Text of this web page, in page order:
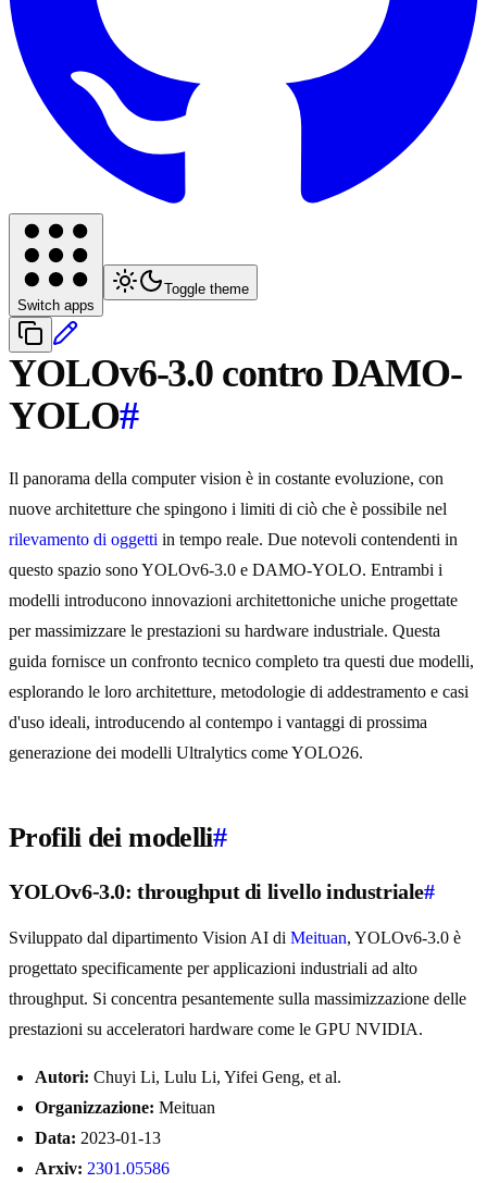
Switch apps
Toggle theme
YOLOv6-3.0 contro DAMO-
YOLO#
Il panorama della computer vision è in costante evoluzione, con
nuove architetture che spingono i limiti di ciò che è possibile nel
rilevamento di oggetti in tempo reale. Due notevoli contendenti in
questo spazio sono YOLOv6-3.0 e DAMO-YOLO. Entrambi i
modelli introducono innovazioni architettoniche uniche progettate
per massimizzare le prestazioni su hardware industriale. Questa
guida fornisce un confronto tecnico completo tra questi due modelli,
esplorando le loro architetture, metodologie di addestramento e casi
d'uso ideali, introducendo al contempo i vantaggi di prossima
generazione dei modelli Ultralytics come YOLO26.
Profili dei modelli#
YOLOv6-3.0: throughput di livello industriale#
Sviluppato dal dipartimento Vision AI di Meituan, YOLOv6-3.0 è
progettato specificamente per applicazioni industriali ad alto
throughput. Si concentra pesantemente sulla massimizzazione delle
prestazioni su acceleratori hardware come le GPU NVIDIA.
Autori: Chuyi Li, Lulu Li, Yifei Geng, et al.
Organizzazione: Meituan
Data: 2023-01-13
Arxiv: 2301.05586